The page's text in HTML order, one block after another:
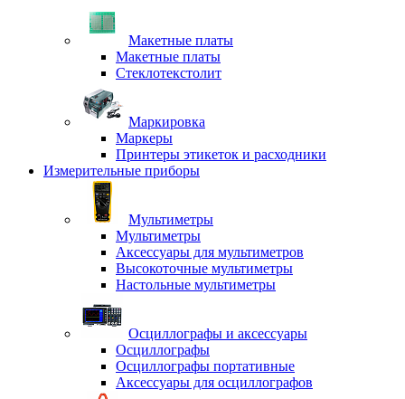
Макетные платы
Макетные платы
Стеклотекстолит
Маркировка
Маркеры
Принтеры этикеток и расходники
Измерительные приборы
Мультиметры
Мультиметры
Аксессуары для мультиметров
Высокоточные мультиметры
Настольные мультиметры
Осциллографы и аксессуары
Осциллографы
Осциллографы портативные
Аксессуары для осциллографов